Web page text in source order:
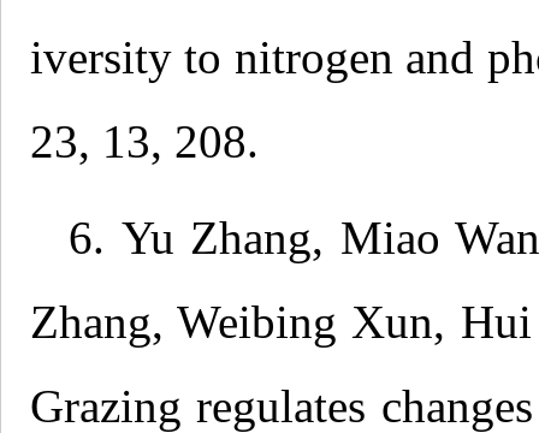
iversity to nitrogen and
23, 13, 208.
6. Yu Zhang, Miao
Zhang, Weibing Xun,
Grazing regulates